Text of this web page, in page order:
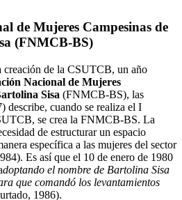
de Mujeres Campesinas de
(FNMCB-BS)
de la CSUTCB, un año
Nacional de Mujeres
Sisa (FNMCB-BS), las
describe, cuando se realiza el I
se crea la FNMCB-BS. La
de estructurar un espacio
específica a las mujeres del sector
Es así que el 10 de enero de 1980
doptando el nombre de Bartolina Sisa
que comandó los levantamientos
1986).